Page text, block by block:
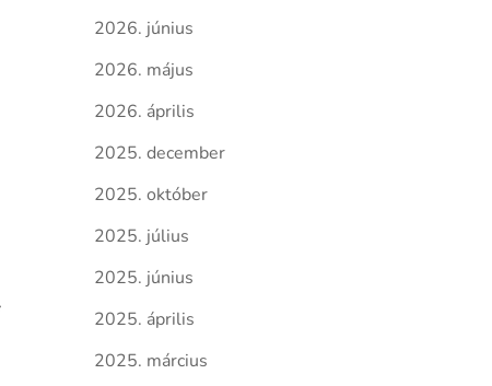
2026. június
2026. május
2026. április
2025. december
2025. október
2025. július
2025. június
2025. április
2025. március